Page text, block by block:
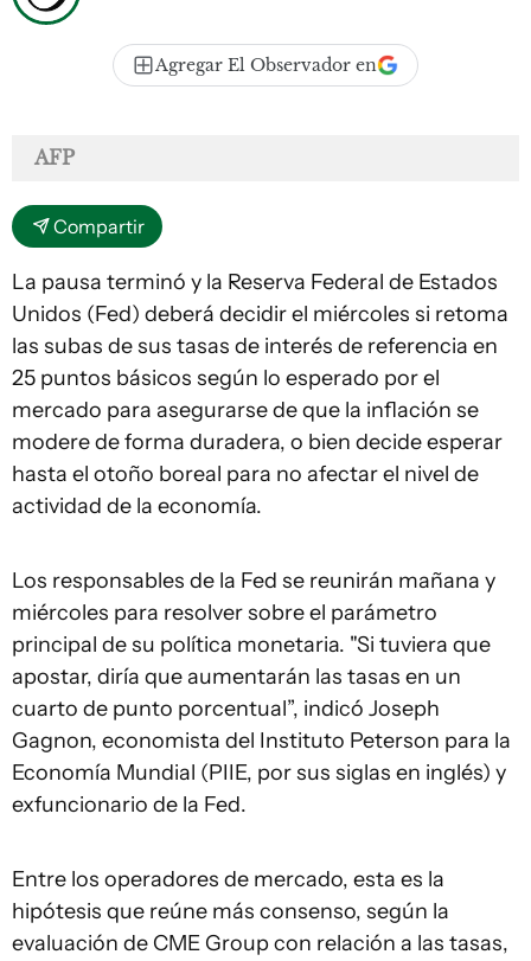
Agregar El Observador en
AFP
Compartir
La pausa terminó y la Reserva Federal de Estados
Unidos (Fed) deberá decidir el miércoles si retoma
las subas de sus tasas de interés de referencia en
25 puntos básicos según lo esperado por el
mercado para asegurarse de que la inflación se
modere de forma duradera, o bien decide esperar
hasta el otoño boreal para no afectar el nivel de
actividad de la economía.
Los responsables de la Fed se reunirán mañana y
miércoles para resolver sobre el parámetro
principal de su política monetaria. "Si tuviera que
apostar, diría que aumentarán las tasas en un
cuarto de punto porcentual”, indicó Joseph
Gagnon, economista del Instituto Peterson para la
Economía Mundial (PIIE, por sus siglas en inglés) y
exfuncionario de la Fed.
Entre los operadores de mercado, esta es la
hipótesis que reúne más consenso, según la
evaluación de CME Group con relación a las tasas,